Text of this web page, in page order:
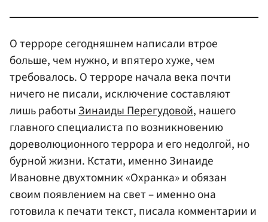
О терроре сегодняшнем написали втрое
больше, чем нужно, и впятеро хуже, чем
требовалось. О терроре начала века почти
ничего не писали, исключение составляют
лишь работы Зинаиды Перегудовой, нашего
главного специалиста по возникновению
дореволюционного террора и его недолгой, но
бурной жизни. Кстати, именно Зинаиде
Ивановне двухтомник «Охранка» и обязан
своим появлением на свет – именно она
готовила к печати текст, писала комментарии и